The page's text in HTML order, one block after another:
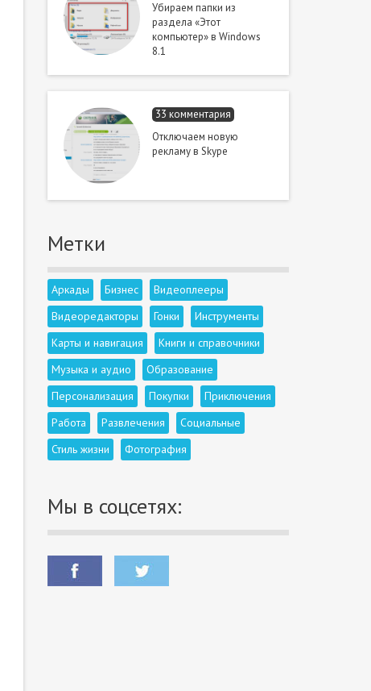
Убираем папки из
раздела «Этот
компьютер» в Windows
8.1
33 комментария
Отключаем новую
рекламу в Skype
Метки
Аркады Бизнес
Видеоплееры
Видеоредакторы
Гонки
Инструменты
Карты и навигация
Книги и справочники
Музыка и аудио
Образование
Персонализация
Покупки
Приключения
Работа
Развлечения
Социальные
Стиль жизни
Фотография
Мы в соцсетях: